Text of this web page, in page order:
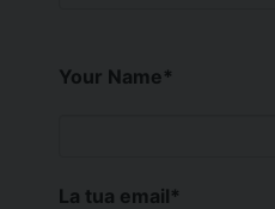
Your Name*
La tua email*